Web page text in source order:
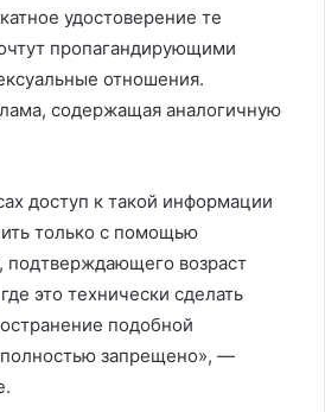
удостоверение те
пропагандирующими
отношения.
содержащая аналогичную
доступ к такой информации
только с помощью
подтверждающего возраст
это технически сделать
подобной
запрещено», —